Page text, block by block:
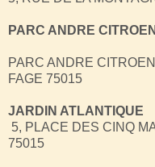
PARC ANDRE CITROEN
PARC ANDRE
FAGE 75015
JARDIN ATLANTIQUE
5, PLACE DES CINQ
75015